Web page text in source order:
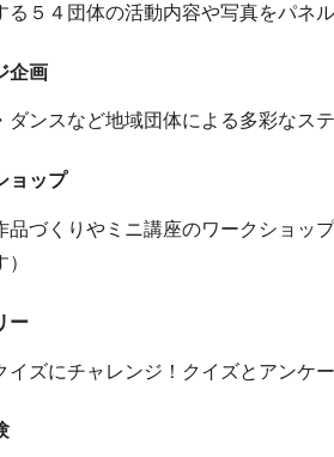
る５４団体の活動内容や写真をパネ
画
ダンスなど地域団体による多彩なス
ップ
品づくりやミニ講座のワークショッ
ー
イズにチャレンジ！クイズとアンケ